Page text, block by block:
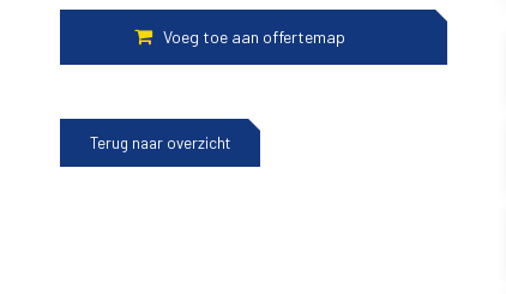
Terug naar overzicht